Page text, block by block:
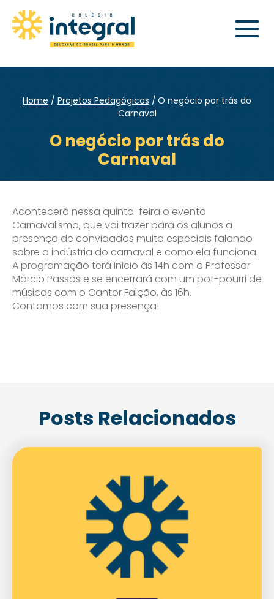
Home Projetos Pedagógicos
O negócio por trás do
Carnaval
O negócio por trás do
Carnaval
Acontecerá nessa quinta-feira o evento
Carnavalismo, que vai trazer para os alunos a
presença de convidados muito especiais falando
sobre a indústria do carnaval e como ela funciona.
A programação terá inicio às 14h com o Professor
Márcio Passos e se encerrará com um pot-pourri de
músicas com o Cantor Falção, às 16h.
Contamos com sua presença!
Posts Relacionados